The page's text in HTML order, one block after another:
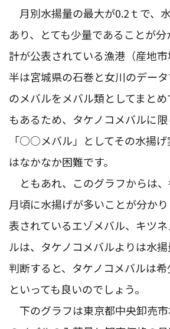
月別水揚量の最大が0.2ｔで、
あり、とても少量であることが
計が公表されている漁港（産地
半は宮城県の石巻と女川のデー
のメバルをメバル類としてまと
もあるため、タケノコメバルに
「○○メバル」としてその水揚
はなかなか困難です。
ともあれ、このグラフからは
月頃に水揚げが多いことが分か
表されているエゾメバル、キツ
ルは、タケノコメバルよりは水
判断すると、タケノコメバルは
といっても良いのでしょう。
下のグラフは東京都中央卸売